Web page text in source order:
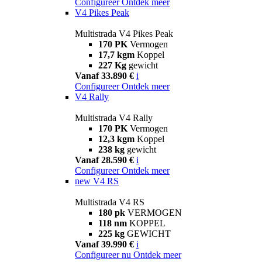
V4 Pikes Peak
Multistrada V4 Pikes Peak
170 PK Vermogen
17,7 kgm Koppel
227 Kg gewicht
Vanaf 33.890 € i
Configureer Ontdek meer
V4 Rally
Multistrada V4 Rally
170 PK Vermogen
12,3 kgm Koppel
238 kg gewicht
Vanaf 28.590 € i
Configureer Ontdek meer
new V4 RS
Multistrada V4 RS
180 pk VERMOGEN
118 nm KOPPEL
225 kg GEWICHT
Vanaf 39.990 € i
Configureer nu Ontdek meer